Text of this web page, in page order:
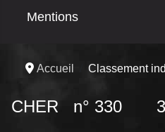
Mentions
Accueil Classement
CHER n° 330